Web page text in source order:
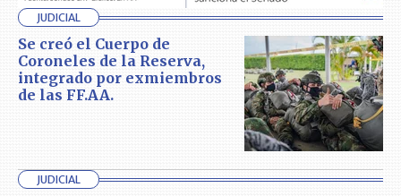
JUDICIAL
Se creó el Cuerpo de
Coroneles de la Reserva,
integrado por exmiembros
de las FF.AA.
JUDICIAL